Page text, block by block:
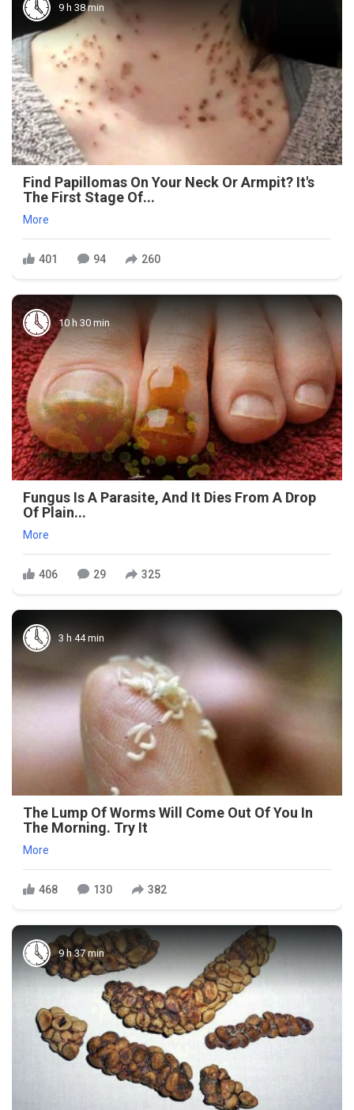
9 h 38 min
Find Papillomas On Your Neck Or Armpit? It's
The First Stage Of...
More
401 94 260
10 h 30 min
Fungus Is A Parasite, And It Dies From A Drop
Of Plain...
More
406 29 325
3 h 44 min
The Lump Of Worms Will Come Out Of You In
The Morning. Try It
More
468 130 382
9 h 37 min